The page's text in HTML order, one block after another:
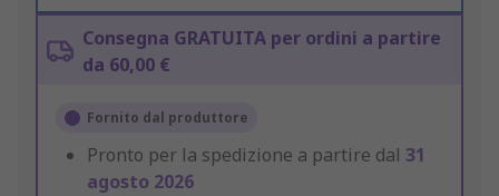
Consegna GRATUITA per ordini a partire
da 60,00 €
Fornito dal produttore
Pronto per la spedizione a partire dal 31
agosto 2026